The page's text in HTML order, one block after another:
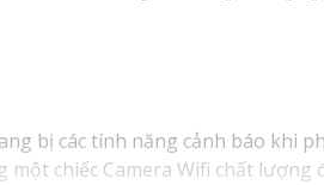
bị các tính năng cảnh báo khi
chiếc Camera Wifi chất lượng